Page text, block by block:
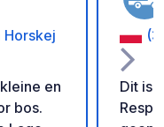
Horskej
en
bos.
Dit is